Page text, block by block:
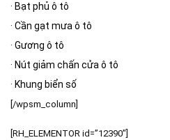
· Bạt phủ ô tô
· Cần gạt mưa ô tô
· Gương ô tô
· Nút giảm chấn cửa ô tô
· Khung biển số
[/wpsm_column]
[RH_ELEMENTOR id=”12390″]